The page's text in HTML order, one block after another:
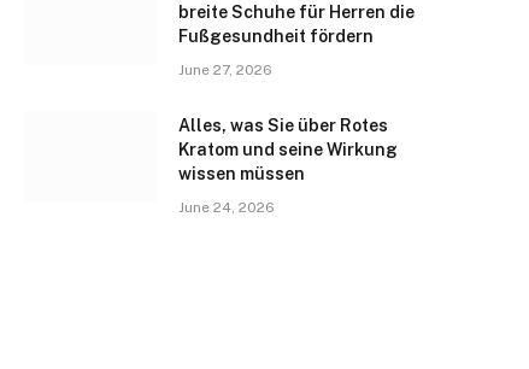
breite Schuhe für Herren die
Fußgesundheit fördern
June 27, 2026
Alles, was Sie über Rotes
Kratom und seine Wirkung
wissen müssen
June 24, 2026